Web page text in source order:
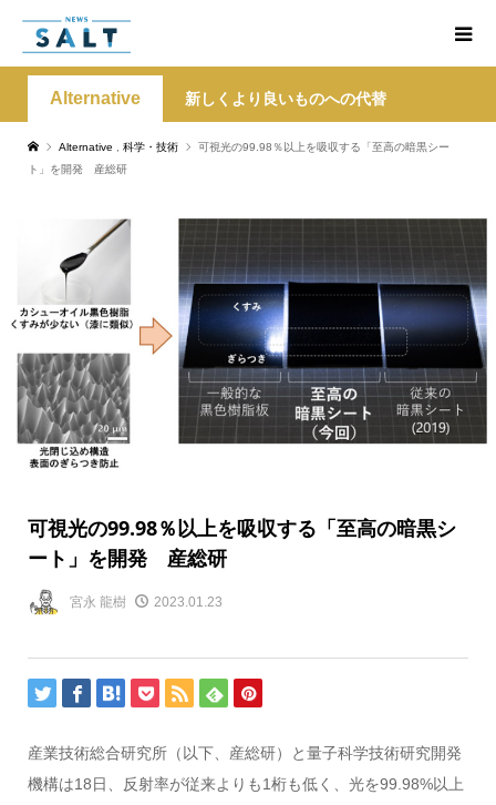
Alternative 新しくより良いものへの代替
Alternative 科学・技術
可視光の99.98％以上を吸収する「至高の暗黒シー
ト」を開発 産総研
可視光の99.98％以上を吸収する「至高の暗黒シ
ート」を開発 産総研
宮永 龍樹 2023.01.23
産業技術総合研究所（以下、産総研）と量子科学技術研究開発
機構は18日、反射率が従来よりも1桁も低く、光を99.98%以上